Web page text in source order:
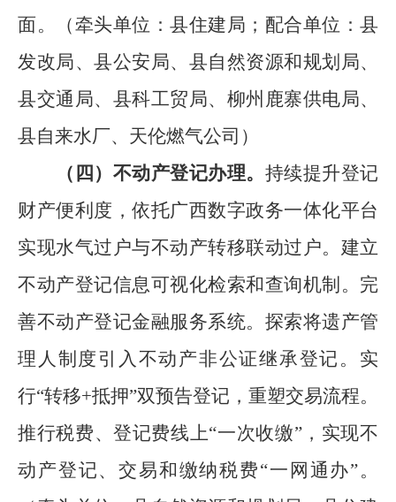
面。
（牵头单位：县住建局 ； 配合单位：县
发改局、 县公安局、 县自然资源和规划局、
县交通局、 县科工贸局、柳州鹿寨供电局、
县自来水厂、 天伦燃气公司 ）
（四）不动产登记办理。 持续提升登记
财产便利度， 依托广西数字政务一体化平台
实现水气过户与不动产转移联动过户。 建立
不动产登记信息可视化检索和查询机制。完
善不动产登记金融服务系统。探索将遗产管
理人制度引入不动产非公证继承登记。实
行“转移+抵押”双预告登记，重塑交易流程。
推行税费、登记费线上“一次收缴”，实现不
动产登记、交易和缴纳税费“一网通办”。